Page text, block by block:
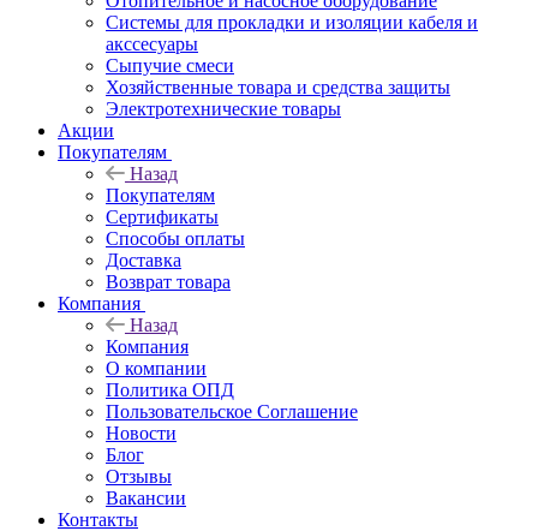
Системы для прокладки и изоляции кабеля и
акссесуары
Сыпучие смеси
Хозяйственные товара и средства защиты
Электротехнические товары
Акции
Покупателям
Назад
Покупателям
Сертификаты
Способы оплаты
Доставка
Возврат товара
Компания
Назад
Компания
О компании
Политика ОПД
Пользовательское Соглашение
Новости
Блог
Отзывы
Вакансии
Контакты